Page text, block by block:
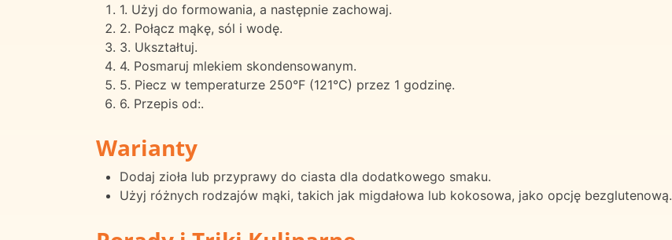
1. Użyj do formowania, a następnie zachowaj.
2. Połącz mąkę, sól i wodę.
3. Ukształtuj.
4. Posmaruj mlekiem skondensowanym.
5. Piecz w temperaturze 250°F (121°C) przez 1 godzinę.
6. Przepis od:.
Warianty
Dodaj zioła lub przyprawy do ciasta dla dodatkowego smaku.
Użyj różnych rodzajów mąki, takich jak migdałowa lub kokosowa, jako opcję bezglutenową.